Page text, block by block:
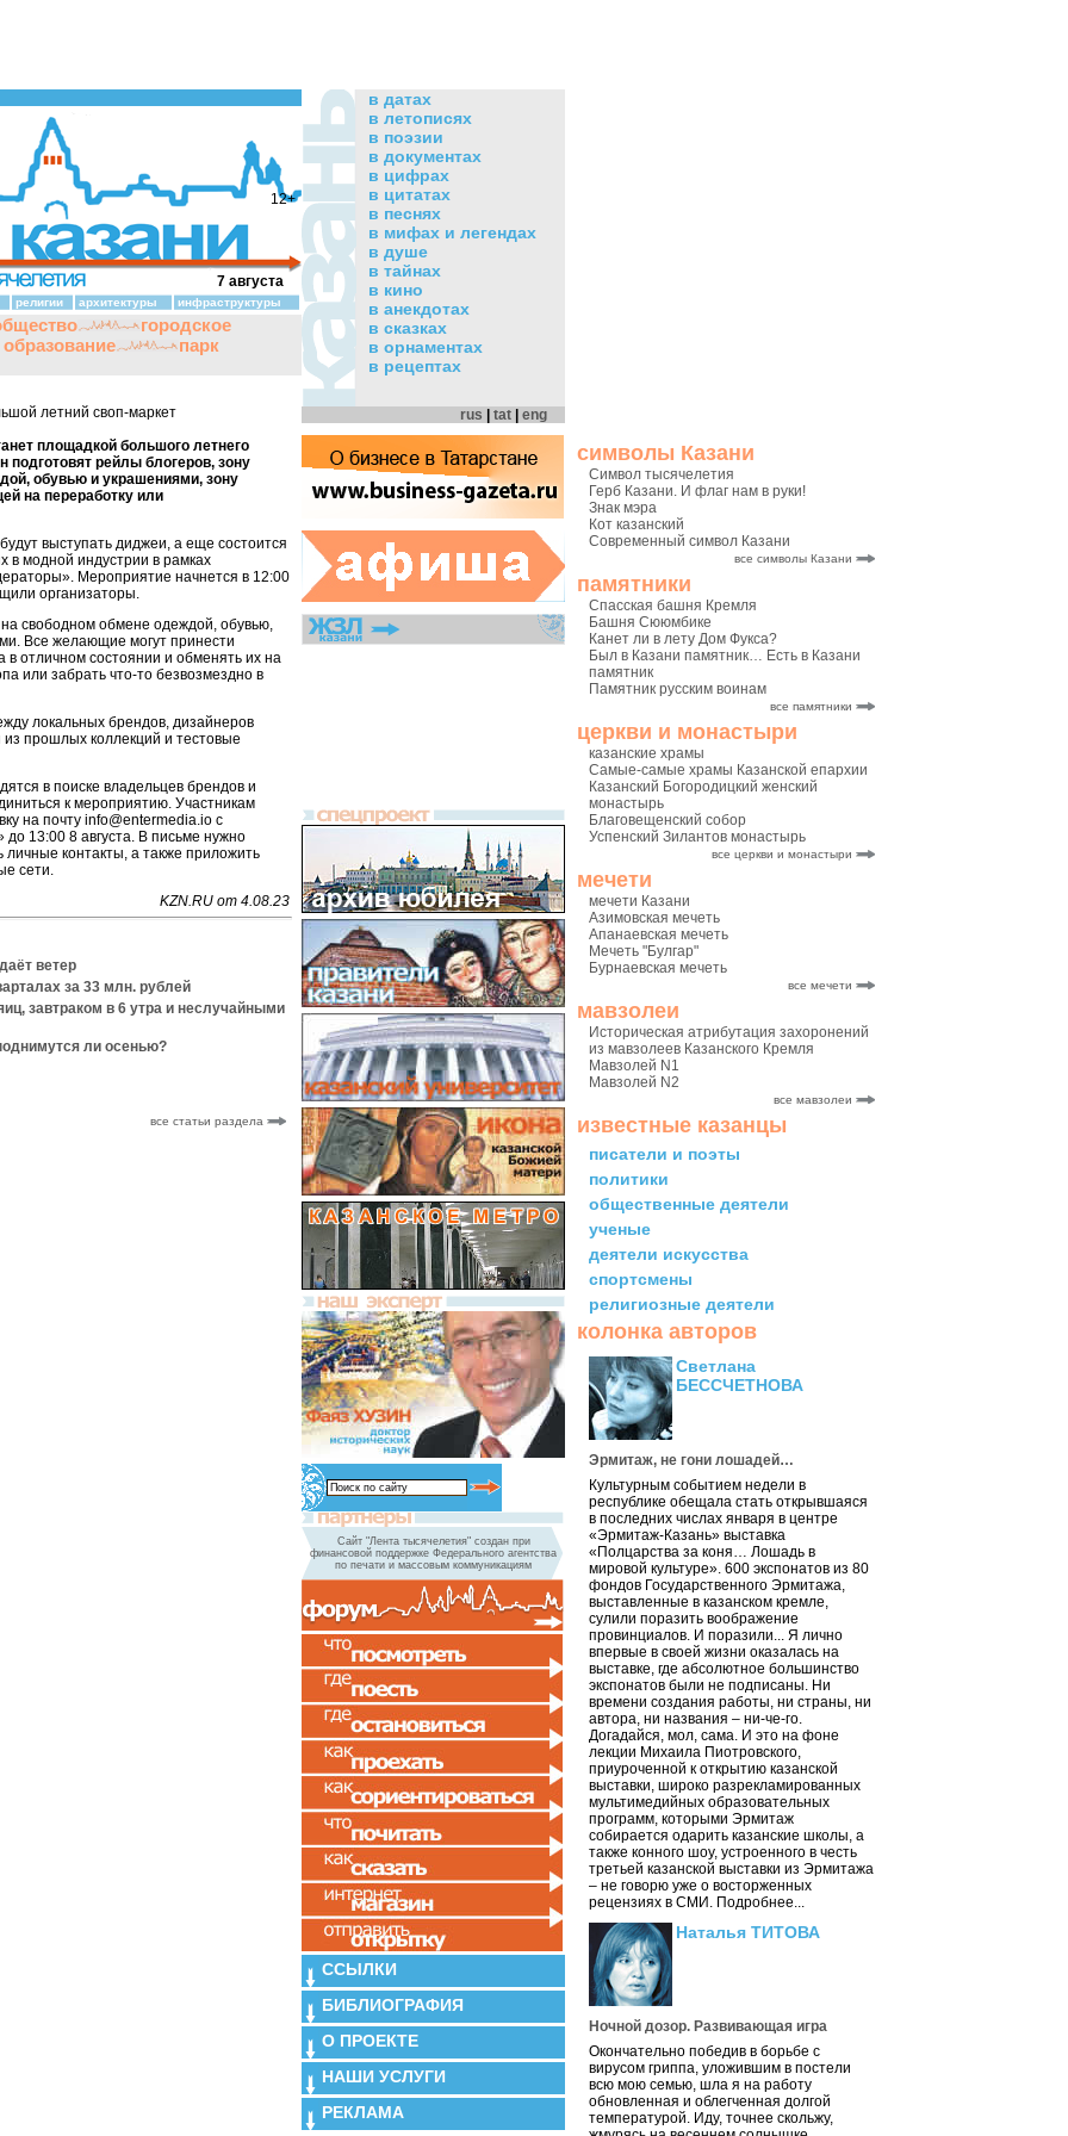
символы Казани
Символ тысячелетия
Герб Казани. И флаг нам в руки!
Знак мэра
Кот казанский
Современный символ Казани
все символы Казани
памятники
Спасская башня Кремля
Башня Сююмбике
Канет ли в лету Дом Фукса?
Был в Казани памятник… Есть в Казани
памятник
Памятник русским воинам
все памятники
церкви и монастыри
казанские храмы
Самые-самые храмы Казанской епархии
Казанский Богородицкий женский
монастырь
Благовещенский собор
Успенский Зилантов монастырь
все церкви и монастыри
мечети
мечети Казани
Азимовская мечеть
Апанаевская мечеть
Мечеть "Булгар"
Бурнаевская мечеть
все мечети
мавзолеи
Историческая атрибутация захоронений
из мавзолеев Казанского Кремля
Мавзолей N1
Мавзолей N2
все мавзолеи
известные казанцы
писатели и поэты
политики
общественные деятели
ученые
деятели искусства
спортсмены
религиозные деятели
колонка авторов
Светлана
БЕССЧЕТНОВА
Эрмитаж, не гони лошадей…
Культурным событием недели в
республике обещала стать открывшаяся
в последних числах января в центре
«Эрмитаж-Казань» выставка
«Полцарства за коня… Лошадь в
мировой культуре». 600 экспонатов из 80
фондов Государственного Эрмитажа,
выставленные в казанском кремле,
сулили поразить воображение
провинциалов. И поразили... Я лично
впервые в своей жизни оказалась на
выставке, где абсолютное большинство
экспонатов были не подписаны. Ни
времени создания работы, ни страны, ни
автора, ни названия – ни-че-го.
Догадайся, мол, сама. И это на фоне
лекции Михаила Пиотровского,
приуроченной к открытию казанской
выставки, широко разрекламированных
мультимедийных образовательных
программ, которыми Эрмитаж
собирается одарить казанские школы, а
также конного шоу, устроенного в честь
третьей казанской выставки из Эрмитажа
– не говорю уже о восторженных
рецензиях в СМИ. Подробнее...
Наталья ТИТОВА
Ночной дозор. Развивающая игра
Окончательно победив в борьбе с
вирусом гриппа, уложившим в постели
всю мою семью, шла я на работу
обновленная и облегченная долгой
температурой. Иду, точнее скольжу,
12+
7 августа
религии архитектуры инфраструктуры
городское
образование
парк
летний своп-маркет
площадкой большого летнего
подготовят рейлы блогеров, зону
обувью и украшениями, зону
на переработку или
выступать диджеи, а еще состоится
в модной индустрии в рамках
Мероприятие начнется в 12:00
организаторы.
свободном обмене одеждой, обувью,
Все желающие могут принести
в отличном состоянии и обменять их на
или забрать что-то безвозмездно в
локальных брендов, дизайнеров
прошлых коллекций и тестовые
в поиске владельцев брендов и
к мероприятию. Участникам
на почту info@entermedia.io с
13:00 8 августа. В письме нужно
личные контакты, а также приложить
сети.
KZN.RU от 4.08.23
ветер
за 33 млн. рублей
завтраком в 6 утра и неслучайными
ли осенью?
все статьи раздела
в датах
в летописях
в поэзии
в документах
в цифрах
в цитатах
в песнях
в мифах и легендах
в душе
в тайнах
в кино
в анекдотах
в сказках
в орнаментах
в рецептах
rus tat eng
Сайт "Лента тысячелетия" создан при
финансовой поддержке Федерального агентства
по печати и массовым коммуникациям
ССЫЛКИ
БИБЛИОГРАФИЯ
О ПРОЕКТЕ
НАШИ УСЛУГИ
РЕКЛАМА